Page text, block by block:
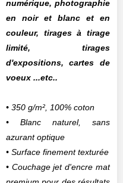
numérique, photographie
en noir et blanc et en
couleur, tirages à tirage
limité, tirages
d'expositions, cartes de
voeux ...etc..
• 350 g/m², 100% coton
• Blanc naturel, sans
azurant optique
• Surface finement texturée
• Couchage jet d'encre mat